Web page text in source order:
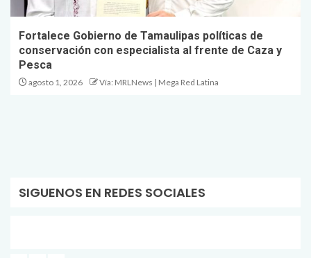
Fortalece Gobierno de Tamaulipas políticas de
conservación con especialista al frente de Caza y
Pesca
agosto 1, 2026 Vía: MRLNews | Mega Red Latina
SIGUENOS EN REDES SOCIALES